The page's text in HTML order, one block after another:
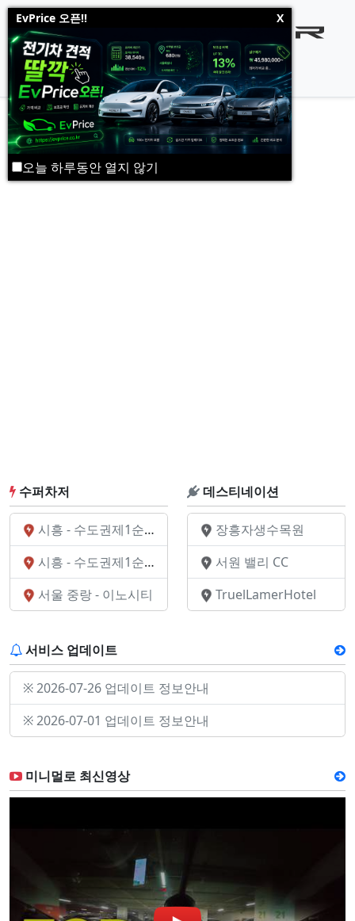
EvPrice 오픈!! X
오늘 하루동안 열지 않기
테슬라차저 - 전국 테슬라 수퍼차
수퍼차저
시흥 - 수도권제1순환고속도로 106
시흥 - 수도권제1순환고속도로
서울 중랑 - 이노시티
데스티네이션
장흥자생수목원
서원 밸리 CC
TruelLamerHotel
서비스 업데이트
※ 2026-07-26 업데이트 정보안내
※ 2026-07-01 업데이트 정보안내
미니멀로 최신영상